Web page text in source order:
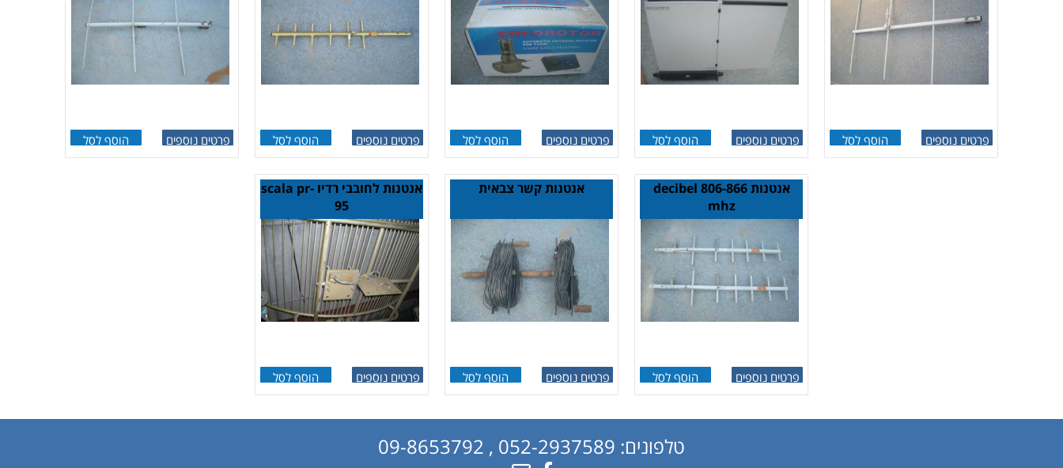
פרטים נוספים הוסף לסל פרטים נוספים הוסף לסל פרטים נוספים הוסף לסל פרטים נוספים הוסף לסל פרטים נוספים הוסף לסל
אנטנות decibel 806-866
mhz
פרטים נוספים הוסף לסל
אנטנות קשר צבאית
פרטים נוספים הוסף לסל
אנטנות לחובבי רדיו scala pr-
95
פרטים נוספים הוסף לסל
טלפונים: 052-2937589
,
09-8653792